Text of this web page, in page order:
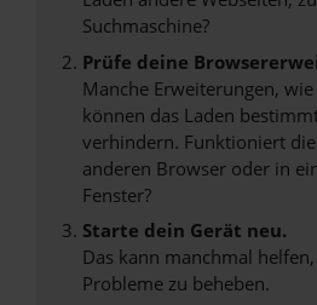
Suchmaschine?
Prüfe deine
Manche Erweiterungen,
können das Laden
verhindern. Funktioniert
anderen Browser oder in
Fenster?
Starte dein Gerät neu.
Das kann manchmal
Probleme zu beheben.